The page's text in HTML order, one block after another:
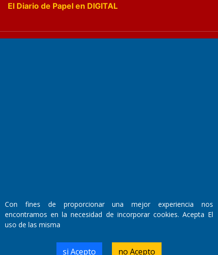
El Diario de Papel en DIGITAL
Santa Rosa, La Pampa.
Número de Registro DNDA:
Con fines de proporcionar una mejor experiencia nos
encontramos en la necesidad de incorporar cookies. Acepta El
uso de las misma
si Acepto no Acepto